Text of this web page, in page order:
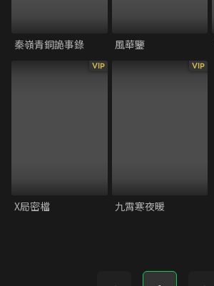
秦嶺青銅詭事錄 風華鑒
VIP
X局密檔
VIP
九霄寒夜暖